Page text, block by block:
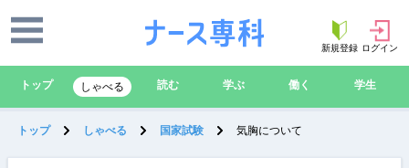
新規登録 ログイン
トップ しゃべる 読む 学ぶ 働く 学生
トップ しゃべる 国家試験 気胸について